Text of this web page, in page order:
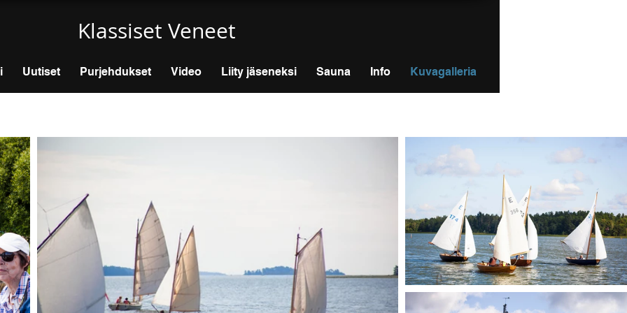
Klassiset Veneet
Uutiset Purjehdukset Video Liity jäseneksi Sauna Info Kuvagalleria